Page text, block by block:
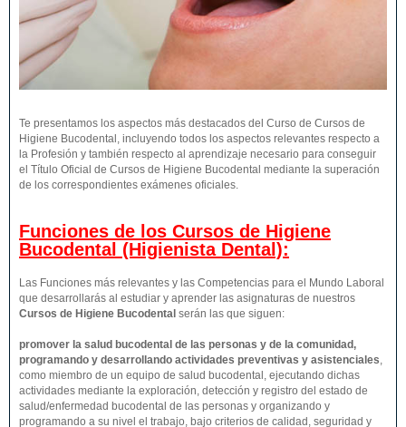
Te presentamos los aspectos más destacados del Curso de Cursos de
Higiene Bucodental, incluyendo todos los aspectos relevantes respecto a
la Profesión y también respecto al aprendizaje necesario para conseguir
el Título Oficial de Cursos de Higiene Bucodental mediante la superación
de los correspondientes exámenes oficiales.
Funciones de los Cursos de Higiene
Bucodental (Higienista Dental):
Las Funciones más relevantes y las Competencias para el Mundo Laboral
que desarrollarás al estudiar y aprender las asignaturas de nuestros
Cursos de Higiene Bucodental serán las que siguen:
promover la salud bucodental de las personas y de la comunidad,
programando y desarrollando actividades preventivas y asistenciales,
como miembro de un equipo de salud bucodental, ejecutando dichas
actividades mediante la exploración, detección y registro del estado de
salud/enfermedad bucodental de las personas y organizando y
programando a su nivel el trabajo, bajo criterios de calidad, seguridad y